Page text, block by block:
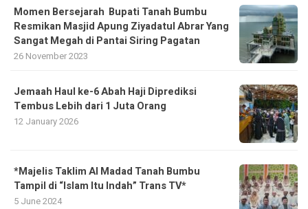
Momen Bersejarah Bupati Tanah Bumbu
Resmikan Masjid Apung Ziyadatul Abrar Yang
Sangat Megah di Pantai Siring Pagatan
26 November 2023
Jemaah Haul ke-6 Abah Haji Diprediksi
Tembus Lebih dari 1 Juta Orang
12 January 2026
*Majelis Taklim Al Madad Tanah Bumbu
Tampil di “Islam Itu Indah” Trans TV*
5 June 2024